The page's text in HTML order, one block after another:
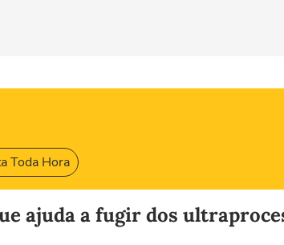
Toda Hora
ajuda a fugir dos